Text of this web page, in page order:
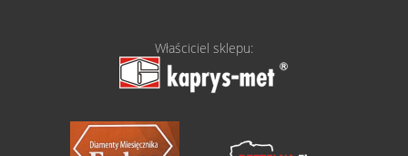
Właściciel sklepu: